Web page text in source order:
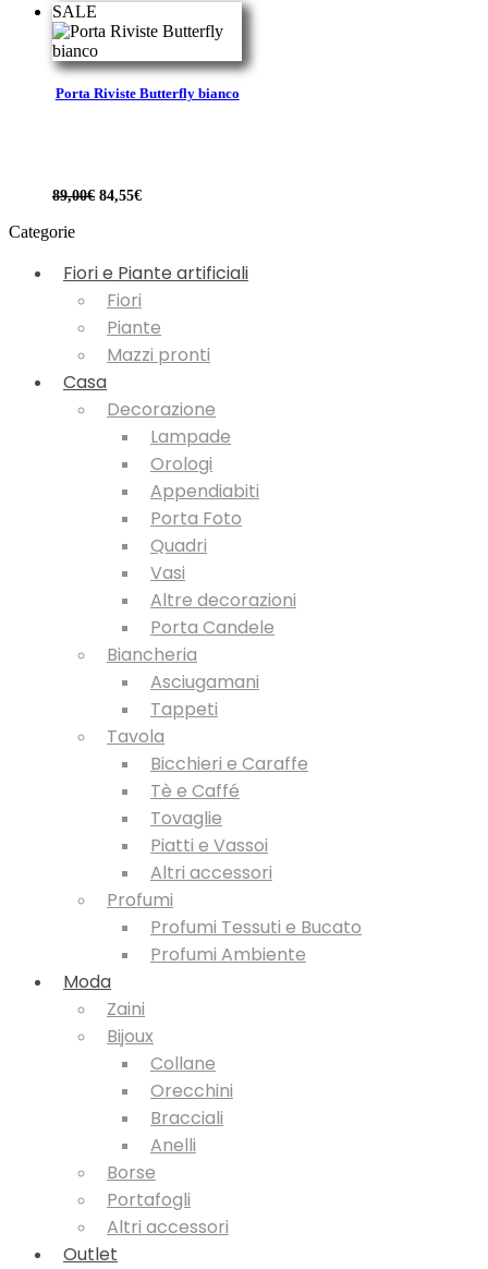
SALE
Porta Riviste Butterfly bianco
89,00€ Il
89,00€.
84,55€Il
Categorie
Fiori e Piante artificiali
Fiori
Piante
Mazzi pronti
Casa
Decorazione
Lampade
Orologi
Appendiabiti
Porta Foto
Quadri
Vasi
Altre decorazioni
Porta Candele
Biancheria
Asciugamani
Tappeti
Tavola
Bicchieri e Caraffe
Tè e Caffé
Tovaglie
Piatti e Vassoi
Altri accessori
Profumi
Profumi Tessuti e Bucato
Profumi Ambiente
Moda
Zaini
Bijoux
Collane
Orecchini
Bracciali
Anelli
Borse
Portafogli
Altri accessori
Outlet